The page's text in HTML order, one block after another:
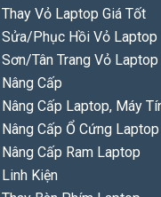
Thay Vỏ Laptop Giá Tốt
Sửa/Phục Hồi Vỏ Laptop
Sơn/Tân Trang Vỏ Laptop
Nâng Cấp
Nâng Cấp Laptop, Máy
Nâng Cấp Ổ Cứng Laptop
Nâng Cấp Ram Laptop
Linh Kiện
Sản phẩm:
Linh kiện chính
Bảo hành:
6 tháng.
Free
SKU: d2585fd61385
Mô tả
Mô tả